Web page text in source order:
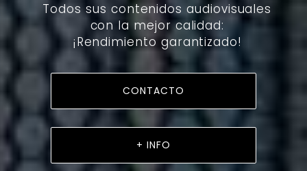
Todos sus contenidos audiovisuales
con la mejor calidad:
¡Rendimiento garantizado!
CONTACTO
+ INFO